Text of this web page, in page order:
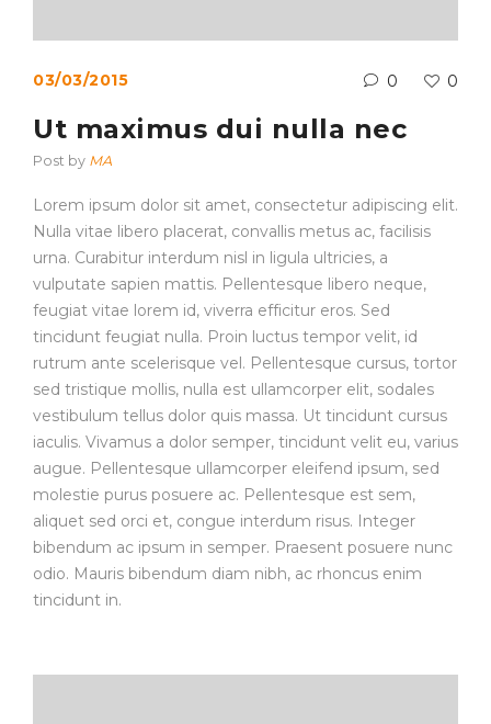
03/03/2015 0 0
Ut maximus dui nulla nec
Post by MA
Lorem ipsum dolor sit amet, consectetur adipiscing elit.
Nulla vitae libero placerat, convallis metus ac, facilisis
urna. Curabitur interdum nisl in ligula ultricies, a
vulputate sapien mattis. Pellentesque libero neque,
feugiat vitae lorem id, viverra efficitur eros. Sed
tincidunt feugiat nulla. Proin luctus tempor velit, id
rutrum ante scelerisque vel. Pellentesque cursus, tortor
sed tristique mollis, nulla est ullamcorper elit, sodales
vestibulum tellus dolor quis massa. Ut tincidunt cursus
iaculis. Vivamus a dolor semper, tincidunt velit eu, varius
augue. Pellentesque ullamcorper eleifend ipsum, sed
molestie purus posuere ac. Pellentesque est sem,
aliquet sed orci et, congue interdum risus. Integer
bibendum ac ipsum in semper. Praesent posuere nunc
odio. Mauris bibendum diam nibh, ac rhoncus enim
tincidunt in.